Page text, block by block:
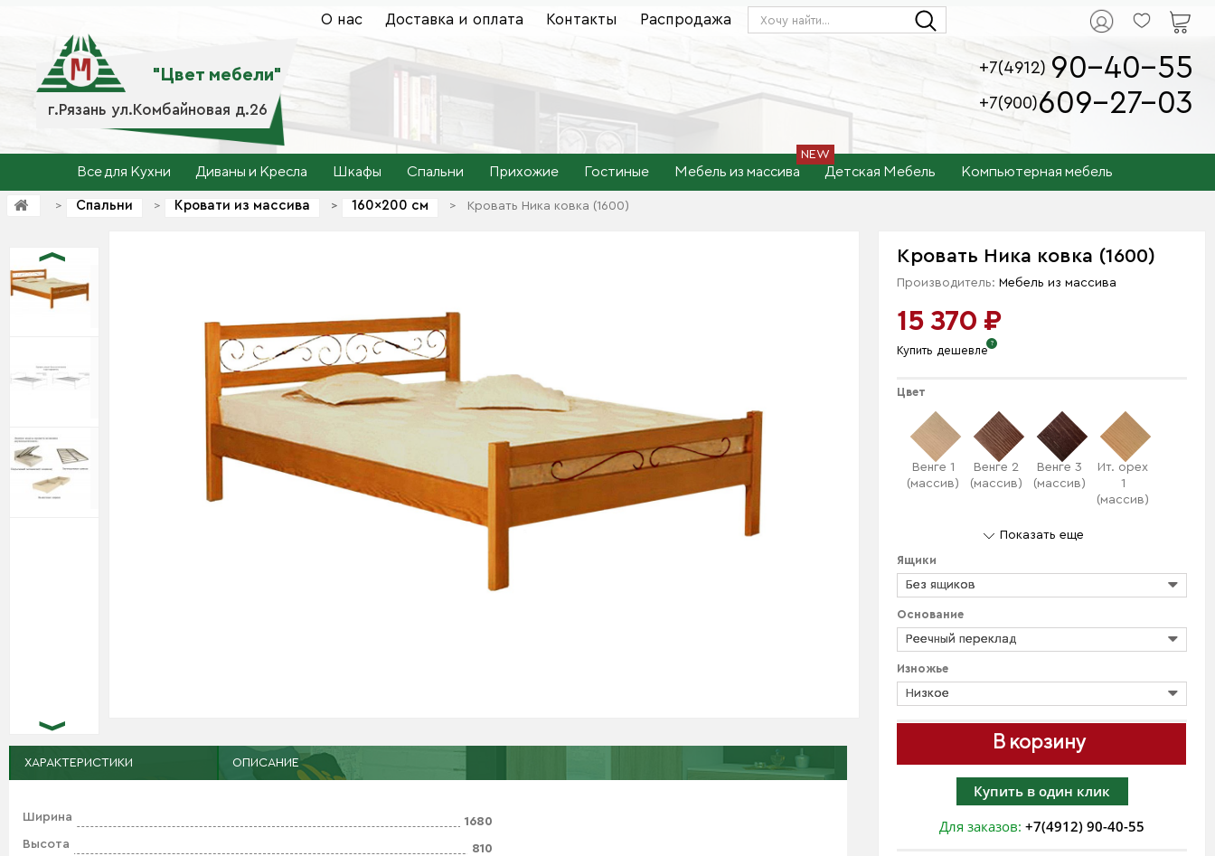
г.Рязань ул.Комбайновая д.26
"Цвет мебели"
О нас Доставка и оплата Контакты Распродажа
+7(4912) 90-40-55
+7(900)609-27-03
Все для Кухни Диваны и Кресла Шкафы Спальни Прихожие Гостиные Мебель из массива Детская Мебель Компьютерная мебель
> Спальни > Кровати из массива >
> 160×200 см > Кровать Ника ковка (1600)
Кровать Ника ковка (1600)
Производитель: Мебель из массива
15 370 ₽
Купить дешевле
В корзину
Купить в один клик
Цвет
Венге 1
(массив)
Венге 2
(массив)
Венге 3
(массив)
Ит. орех
1
(массив)
Показать еще
Ящики
Без ящиков
Основание
Реечный переклад
Изножье
Низкое
Для заказов:+7(4912) 90-40-55
ХАРАКТЕРИСТИКИ ОПИСАНИЕ
Ширина
1680
Высота
810